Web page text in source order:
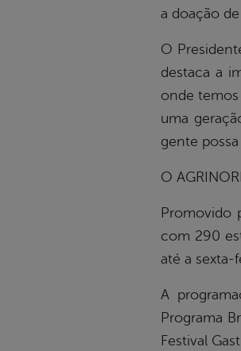
a doação
O
destaca a
onde
uma
gente
O
Promovido
com 290
até a sexta-
A
Programa
Festival